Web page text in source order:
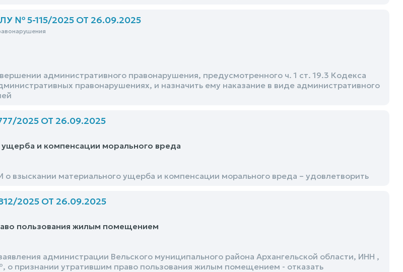
5-115/2025 ОТ 26.09.2025
административного правонарушения, предусмотренного ч. 1 ст. 19.3 Кодекса
правонарушениях, и назначить ему наказание в виде административного
2025 ОТ 26.09.2025
и компенсации морального вреда
о взыскании материального ущерба и компенсации морального вреда – удовлетворить
2025 ОТ 26.09.2025
пользования жилым помещением
администрации Вельского муниципального района Архангельской области, ИНН ,
о признании утратившим право пользования жилым помещением - отказать